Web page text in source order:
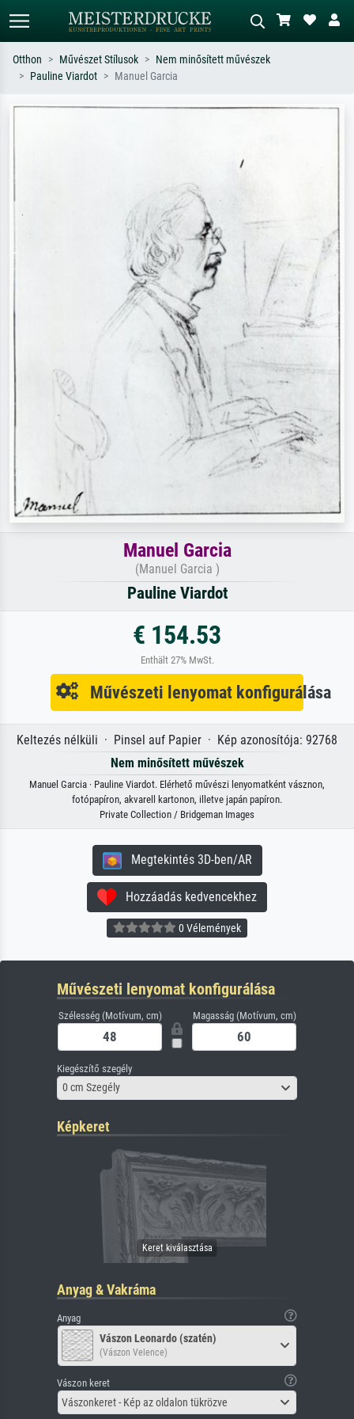
Otthon Művészet Stílusok
Nem minősített művészek
Pauline Viardot
Manuel Garcia
Manuel Garcia
(Manuel Garcia )
Pauline Viardot
€ 154.53
Enthält 27% MwSt.
Művészeti lenyomat konfigurálása
Keltezés nélküli · Pinsel auf Papier · Kép azonosítója: 92768
Nem minősített művészek
Manuel Garcia · Pauline Viardot. Elérhető művészi lenyomatként vásznon,
fotópapíron, akvarell kartonon, illetve japán papíron.
Private Collection / Bridgeman Images
Megtekintés 3D-ben/AR
Hozzáadás kedvencekhez
0 Vélemények
Művészeti lenyomat konfigurálása
Szélesség (Motívum, cm) Magasság (Motívum, cm)
Kiegészítő szegély
0 cm Szegély
Képkeret
Anyag & Vakráma
Anyag
Vászon Leonardo (szatén)
(Vászon Velence)
Vászon keret
Vászonkeret - Kép az oldalon tükrözve